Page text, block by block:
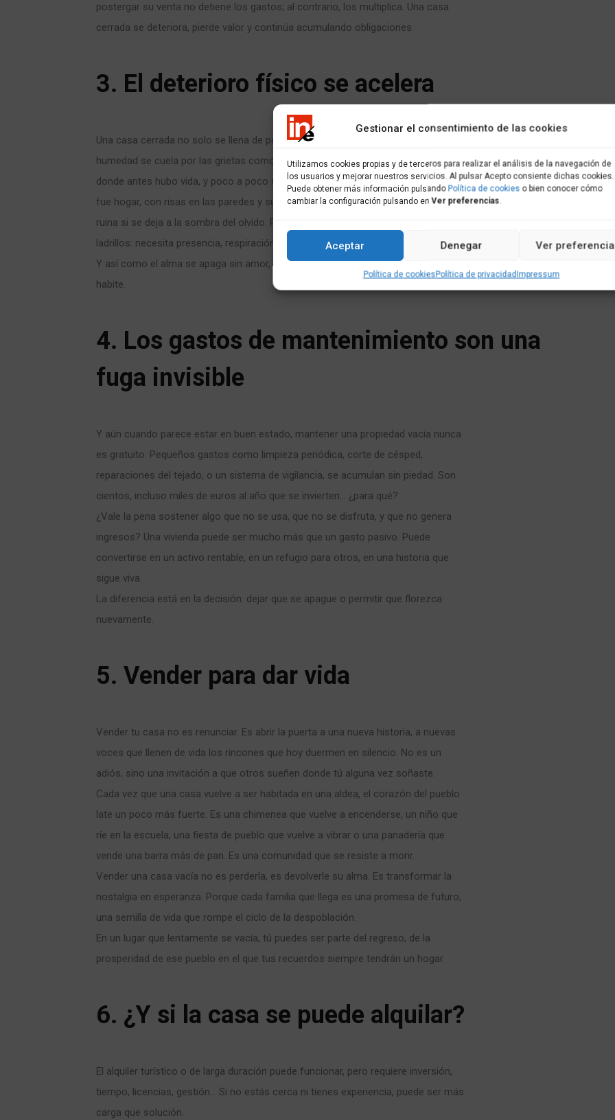
Gestionar el consentimiento de las cookies
Utilizamos cookies propias y de terceros para realizar el análisis de la navegación de
los usuarios y mejorar nuestros servicios. Al pulsar Acepto consiente dichas cookies.
Puede obtener más información pulsando Política de cookies o bien conocer cómo
cambiar la configuración pulsando enVer preferencias.
Aceptar Denegar Ver
Política de cookiesPolítica de privacidadImpressum
postergar su venta no detiene los gastos; al contrario, los multiplica. Una casa
cerrada se deteriora, pierde valor y continúa acumulando obligaciones.
3. El deterioro físico se acelera
Una casa cerrada no solo se llena de polvo: se marchita. El silencio la corroe, la
humedad se cuela por las grietas como un susurro de abandono, el moho florece
donde antes hubo vida, y poco a poco sus cimientos se resienten. Lo que un día
fue hogar, con risas en las paredes y sueños en cada rincón, puede convertirse en
ruina si se deja a la sombra del olvido. Porque una vivienda necesita más que
ladrillos: necesita presencia, respiración, calor humano.
Y así como el alma se apaga sin amor, una casa se desmorona sin quien la
habite.
4. Los gastos de mantenimiento son una
fuga invisible
Y aún cuando parece estar en buen estado, mantener una propiedad vacía nunca
es gratuito. Pequeños gastos como limpieza periódica, corte de césped,
reparaciones del tejado, o un sistema de vigilancia, se acumulan sin piedad. Son
cientos, incluso miles de euros al año que se invierten… ¿para qué?
¿Vale la pena sostener algo que no se usa, que no se disfruta, y que no genera
ingresos? Una vivienda puede ser mucho más que un gasto pasivo. Puede
convertirse en un activo rentable, en un refugio para otros, en una historia que
sigue viva.
La diferencia está en la decisión: dejar que se apague o permitir que florezca
nuevamente.
5. Vender para dar vida
Vender tu casa no es renunciar. Es abrir la puerta a una nueva historia, a nuevas
voces que llenen de vida los rincones que hoy duermen en silencio. No es un
adiós, sino una invitación a que otros sueñen donde tú alguna vez soñaste.
Cada vez que una casa vuelve a ser habitada en una aldea, el corazón del pueblo
late un poco más fuerte. Es una chimenea que vuelve a encenderse, un niño que
ríe en la escuela, una fiesta de pueblo que vuelve a vibrar o una panadería que
vende una barra más de pan. Es una comunidad que se resiste a morir.
Vender una casa vacía no es perderla, es devolverle su alma. Es transformar la
nostalgia en esperanza. Porque cada familia que llega es una promesa de futuro,
una semilla de vida que rompe el ciclo de la despoblación.
En un lugar que lentamente se vacía, tú puedes ser parte del regreso, de la
prosperidad de ese pueblo en el que tus recuerdos siempre tendrán un hogar.
6. ¿Y si la casa se puede alquilar?
El alquiler turístico o de larga duración puede funcionar, pero requiere inversión,
tiempo, licencias, gestión… Si no estás cerca ni tienes experiencia, puede ser más
carga que solución.